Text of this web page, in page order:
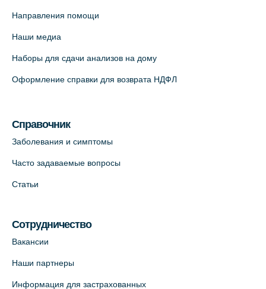
+7 (812) 660-73-69
На карте
Красносельское шоссе, 54, к.3
Медицинский центр на Кондратьевском
Направления помощи
Наши медиа
Наборы для сдачи анализов на дому
Оформление справки для возврата НДФЛ
Справочник
Заболевания и симптомы
Часто задаваемые вопросы
Статьи
Сотрудничество
Вакансии
Наши партнеры
Информация для застрахованных